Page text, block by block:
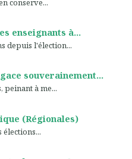
conserve...
enseignants à...
depuis l'élection...
souverainement...
peinant à me...
(Régionales)